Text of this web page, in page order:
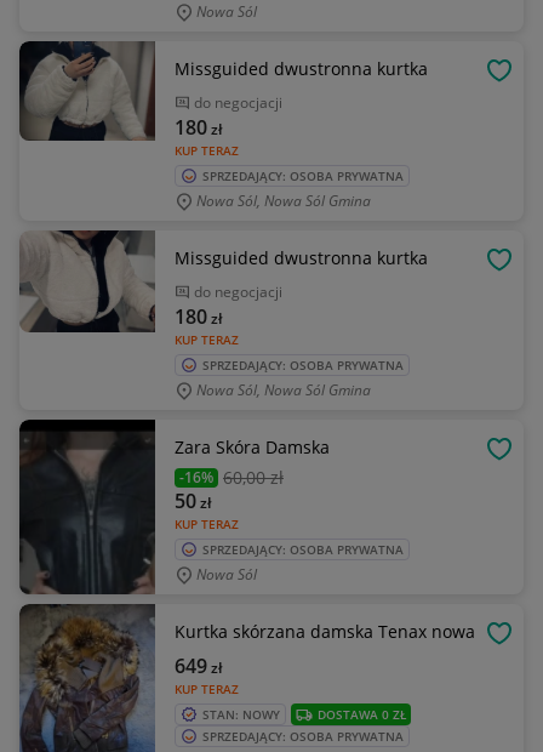
Nowa Sól
Missguided dwustronna kurtka
do negocjacji
KUP TERAZ
180zł
SPRZEDAJĄCY: OSOBA PRYWATNA
Nowa Sól, Nowa Sól Gmina
Missguided dwustronna kurtka
do negocjacji
KUP TERAZ
180zł
SPRZEDAJĄCY: OSOBA PRYWATNA
Nowa Sól, Nowa Sól Gmina
Zara Skóra Damska
-16% 60,00 zł
KUP TERAZ
50zł
SPRZEDAJĄCY: OSOBA PRYWATNA
Nowa Sól
Kurtka skórzana damska Tenax nowa
KUP TERAZ
649zł
STAN: NOWY
DOSTAWA 0 ZŁ
SPRZEDAJĄCY: OSOBA PRYWATNA